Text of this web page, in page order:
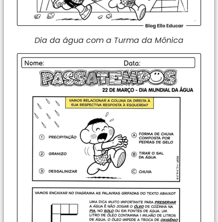
Dia da água com a Turma da Mônica